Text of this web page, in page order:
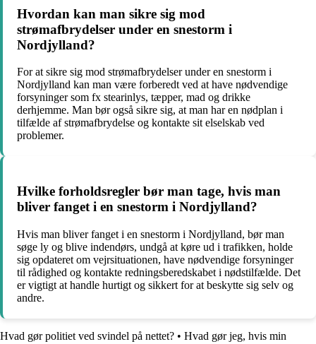
Hvordan kan man sikre sig mod
strømafbrydelser under en snestorm i
Nordjylland?
For at sikre sig mod strømafbrydelser under en snestorm i
Nordjylland kan man være forberedt ved at have nødvendige
forsyninger som fx stearinlys, tæpper, mad og drikke
derhjemme. Man bør også sikre sig, at man har en nødplan i
tilfælde af strømafbrydelse og kontakte sit elselskab ved
problemer.
Hvilke forholdsregler bør man tage, hvis man
bliver fanget i en snestorm i Nordjylland?
Hvis man bliver fanget i en snestorm i Nordjylland, bør man
søge ly og blive indendørs, undgå at køre ud i trafikken, holde
sig opdateret om vejrsituationen, have nødvendige forsyninger
til rådighed og kontakte redningsberedskabet i nødstilfælde. Det
er vigtigt at handle hurtigt og sikkert for at beskytte sig selv og
andre.
Hvad gør politiet ved svindel på nettet? • Hvad gør jeg, hvis min